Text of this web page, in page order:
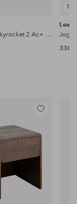
Joggesko Skyrocket 2 Ac+ PS
Leaf
338
Legg
favoritter